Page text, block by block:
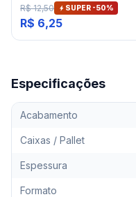
ARTICO
R$ 12,50 SUPER -50%
R$ 6,25
Especificações
Acabamento
Caixas / Pallet
Espessura
Formato